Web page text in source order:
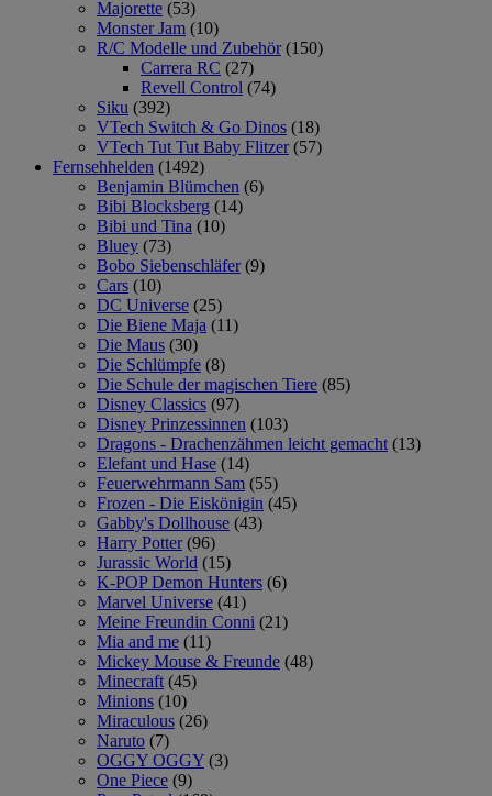
Majorette (53)
Monster Jam (10)
R/C Modelle und Zubehör (150)
Carrera RC (27)
Revell Control (74)
Siku (392)
VTech Switch & Go Dinos (18)
VTech Tut Tut Baby Flitzer (57)
Fernsehhelden (1492)
Benjamin Blümchen (6)
Bibi Blocksberg (14)
Bibi und Tina (10)
Bluey (73)
Bobo Siebenschläfer (9)
Cars (10)
DC Universe (25)
Die Biene Maja (11)
Die Maus (30)
Die Schlümpfe (8)
Die Schule der magischen Tiere (85)
Disney Classics (97)
Disney Prinzessinnen (103)
Dragons - Drachenzähmen leicht gemacht (13)
Elefant und Hase (14)
Feuerwehrmann Sam (55)
Frozen - Die Eiskönigin (45)
Gabby's Dollhouse (43)
Harry Potter (96)
Jurassic World (15)
K-POP Demon Hunters (6)
Marvel Universe (41)
Meine Freundin Conni (21)
Mia and me (11)
Mickey Mouse & Freunde (48)
Minecraft (45)
Minions (10)
Miraculous (26)
Naruto (7)
OGGY OGGY (3)
One Piece (9)